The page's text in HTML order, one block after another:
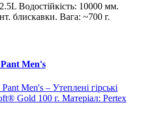
Водостійкість: 10000 мм.
блискавки. Вага: ~700 г.
Men's